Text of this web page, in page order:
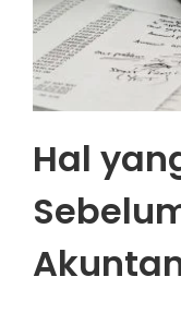
Hal